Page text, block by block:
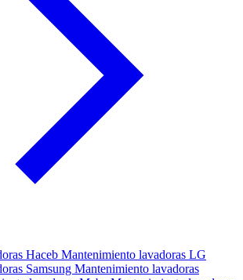
Haceb Mantenimiento lavadoras LG
Samsung Mantenimiento lavadoras